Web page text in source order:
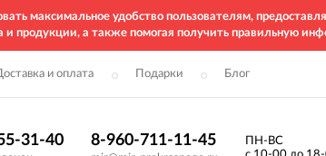
максимальное удобство пользователям,
и продукции, а также помогая получить правильную
и оплата Подарки Блог
31-40 8-960-711-11-45
ПН-ВС